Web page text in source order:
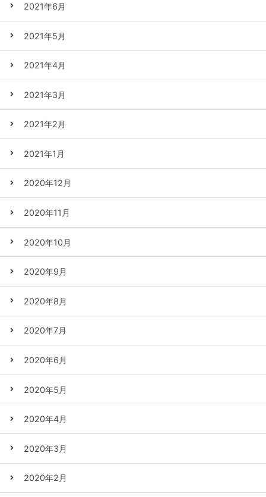
2021年6月
2021年5月
2021年4月
2021年3月
2021年2月
2021年1月
2020年12月
2020年11月
2020年10月
2020年9月
2020年8月
2020年7月
2020年6月
2020年5月
2020年4月
2020年3月
2020年2月